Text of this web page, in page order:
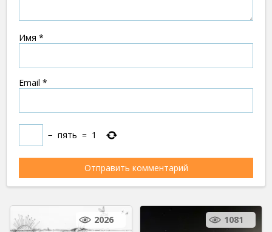
Имя *
Email *
− пять = 1
2026 1081